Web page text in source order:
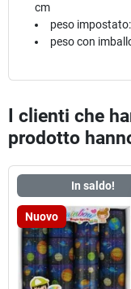
cm
peso
peso con
I clienti che
prodotto
In saldo!
Nuovo